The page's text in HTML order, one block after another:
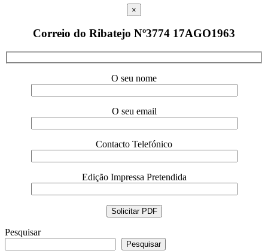
×
Correio do Ribatejo Nº3774 17AGO1963
O seu nome
O seu email
Contacto Telefónico
Edição Impressa Pretendida
Pesquisar
Pesquisar